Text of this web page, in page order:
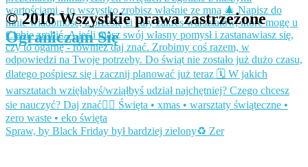
Spraw, by Black Friday był bardziej zielony♻️ Zer
© 2016 Wszystkie prawa zastrzeżone
Ograniczam Się